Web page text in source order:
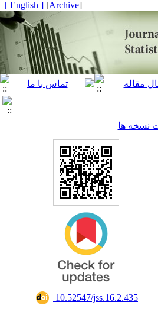
[
Archive
]
[ English ]
نسخه ها
‎ 10.52547/jss.16.2.435